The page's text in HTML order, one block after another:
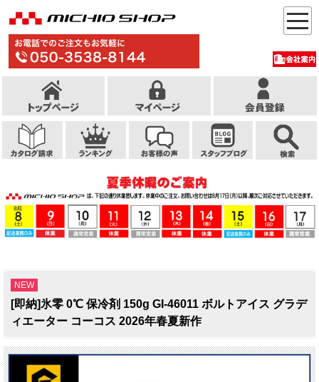
NEW
[即納]氷零 0℃ 保冷剤 150g GI-46011 ボルトアイス グラデ
ィエーター コーコス 2026年春夏新作